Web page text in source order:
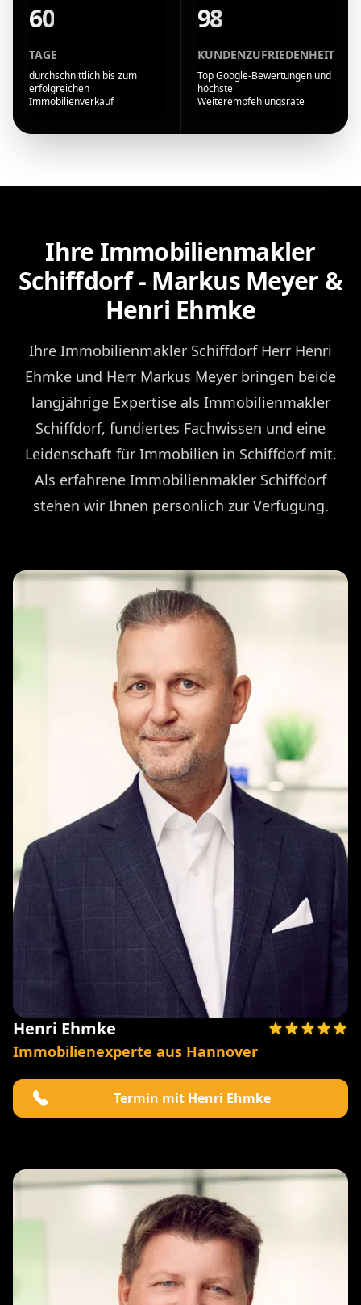
60
TAGE
durchschnittlich bis zum
erfolgreichen
Immobilienverkauf
98
KUNDENZUFRIEDENHEIT
Top Google-Bewertungen und
höchste
Weiterempfehlungsrate
Ihre Immobilienmakler
Schiffdorf - Markus Meyer &
Henri Ehmke
Ihre Immobilienmakler Schiffdorf Herr Henri
Ehmke und Herr Markus Meyer bringen beide
langjährige Expertise als Immobilienmakler
Schiffdorf, fundiertes Fachwissen und eine
Leidenschaft für Immobilien in Schiffdorf mit.
Als erfahrene Immobilienmakler Schiffdorf
stehen wir Ihnen persönlich zur Verfügung.
Henri Ehmke
Immobilienexperte aus Hannover
Termin mit Henri Ehmke